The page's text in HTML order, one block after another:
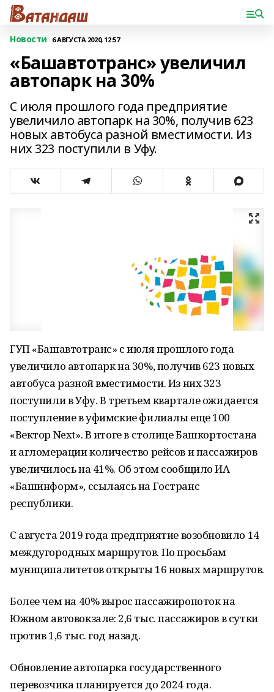
Новости 6 АВГУСТА 2020, 12:57
«Башавтотранс» увеличил
автопарк на 30%
С июля прошлого года предприятие
увеличило автопарк на 30%, получив 623
новых автобуса разной вместимости. Из
них 323 поступили в Уфу.
ГУП «Башавтотранс» с июля прошлого года
увеличило автопарк на 30%, получив 623 новых
автобуса разной вместимости. Из них 323
поступили в Уфу. В третьем квартале ожидается
поступление в уфимские филиалы еще 100
«Вектор Next». В итоге в столице Башкортостана
и агломерации количество рейсов и пассажиров
увеличилось на 41%. Об этом сообщило ИА
«Башинформ», ссылаясь на Гостранс
республики.
С августа 2019 года предприятие возобновило 14
междугородных маршрутов. По просьбам
муниципалитетов открыты 16 новых маршрутов.
Более чем на 40% вырос пассажиропоток на
Южном автовокзале: 2,6 тыс. пассажиров в сутки
против 1,6 тыс. год назад.
Обновление автопарка государственного
перевозчика планируется до 2024 года.